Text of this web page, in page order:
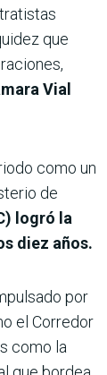
que
Vial
como un
de
logró la
diez años.
por
el Corredor
como la